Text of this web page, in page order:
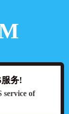
务!
service of